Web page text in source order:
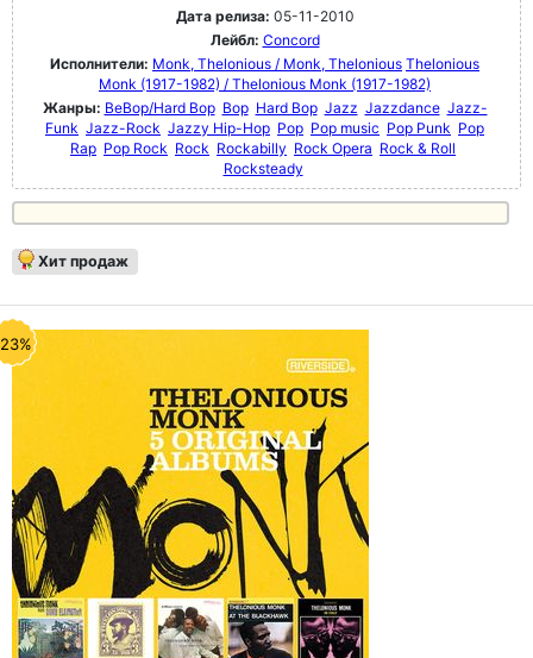
Дата релиза: 05-11-2010
Лейбл: Concord
Исполнители: Monk, Thelonious / Monk, Thelonious Thelonious
Monk (1917-1982) / Thelonious Monk (1917-1982)
Жанры: BeBop/Hard Bop Bop Hard Bop Jazz Jazzdance Jazz-
Funk Jazz-Rock Jazzy Hip-Hop Pop Pop music Pop Punk Pop
Rap Pop Rock Rock Rockabilly Rock Opera Rock & Roll
Rocksteady
Хит продаж